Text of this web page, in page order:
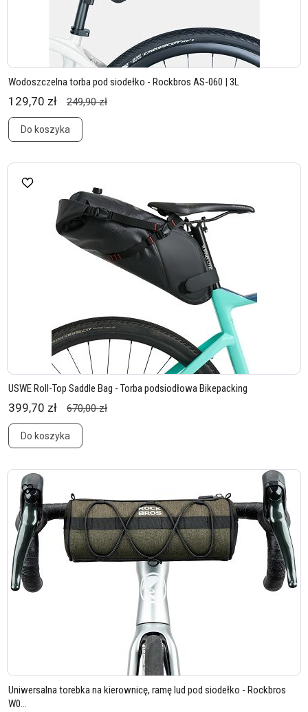
Wodoszczelna torba pod siodełko - Rockbros AS-060 | 3L
129,70 zł 249,90 zł
Do koszyka
USWE Roll-Top Saddle Bag - Torba podsiodłowa Bikepacking
399,70 zł 670,00 zł
Do koszyka
Uniwersalna torebka na kierownicę, ramę lud pod siodełko - Rockbros
W0...